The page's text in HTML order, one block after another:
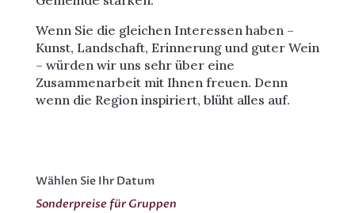
Wenn Sie die gleichen Interessen haben –
Kunst, Landschaft, Erinnerung und guter Wein
– würden wir uns sehr über eine
Zusammenarbeit mit Ihnen freuen. Denn
wenn die Region inspiriert, blüht alles auf.
Wählen Sie Ihr Datum
Sonderpreise für Gruppen